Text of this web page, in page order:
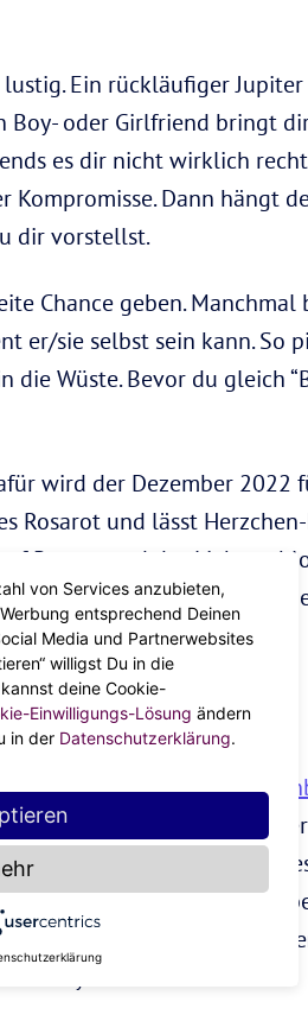
Ein rückläufiger
Boy- oder Girlfriend bringt
es dir nicht wirklich
Kompromisse. Dann hängt
dir vorstellst.
Chance geben. Manchmal
er/sie selbst sein kann. So
die Wüste. Bevor du gleich
wird der Dezember 2022
Rosarot und lässt
Repeat und das
genau richtig! Genieß
der Finanz-Crack im
Cash anzuklopfen. Ein
Zeit für größere
für den Steinbock 2022
Karriere-Sprints und
Rhythmus treu.
von Services anzubieten,
entsprechend Deinen
Media und Partnerwebsites
willigst Du in die
deine Cookie-
Einwilligungs-Lösung ändern
in der Datenschutzerklärung.